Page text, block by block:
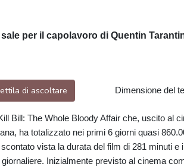
per il capolavoro di Quentin
di ascoltare Dimensione del
Bill: The Whole Bloody Affair che, uscito al
ha totalizzato nei primi 6 giorni quasi
vista la durata del film di 281 minuti e
Inizialmente previsto al cinema